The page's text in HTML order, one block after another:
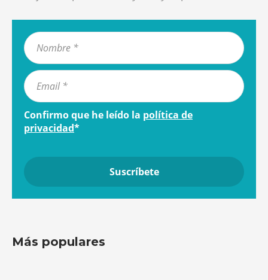
Confirmo que he leído la política de
privacidad*
Más populares